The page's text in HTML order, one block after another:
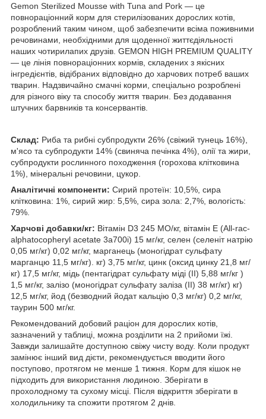
Gemon Sterilized Mousse with Tuna and Pork — це
повнораціонний корм для стерилізованих дорослих котів,
розроблений таким чином, щоб забезпечити всіма поживними
речовинами, необхідними для щоденної життєдіяльності
наших чотирилапих друзів. GEMON HIGH PREMIUM QUALITY
— це лінія повнораціонних кормів, складених з якісних
інгредієнтів, відібраних відповідно до харчових потреб ваших
тварин. Надзвичайно смачні корми, спеціально розроблені
для різного віку та способу життя тварин. Без додавання
штучних барвників та консервантів.
Склад: Риба та рибні субпродукти 26% (свіжий тунець 16%),
м'ясо та субпродукти 14% (свиняча печінка 4%), олії та жири,
субпродукти рослинного походження (горохова клітковина
1%), мінеральні речовини, цукор.
Аналітичні компоненти: Сирий протеїн: 10,5%, сира
клітковина: 1%, сирий жир: 5,5%, сира зола: 2,7%, вологість:
79%.
Харчові добавки/кг: Вітамін D3 245 МО/кг, вітамін Е (All-rac-
alphatocopheryl acetate 3a700i) 15 мг/кг, селен (селеніт натрію
0,05 мг/кг) 0,02 мг/кг, марганець (моногідрат сульфату
марганцю 11,5 мг/кг). кг) 3,75 мг/кг, цинк (оксид цинку 21,8 мг/
кг) 17,5 мг/кг, мідь (пентагідрат сульфату міді (II) 5,88 мг/кг )
1,5 мг/кг, залізо (моногідрат сульфату заліза (II) 38 мг/кг) кг)
12,5 мг/кг, йод (безводний йодат кальцію 0,3 мг/кг) 0,2 мг/кг,
таурин 500 мг/кг.
Рекомендований добовий раціон для дорослих котів,
зазначений у таблиці, можна розділити на 2 прийоми їжі.
Завжди залишайте доступною свіжу чисту воду. Коли продукт
замінює інший вид дієти, рекомендується вводити його
поступово, протягом не менше 1 тижня. Корм для кішок не
підходить для використання людиною. Зберігати в
прохолодному та сухому місці. Після відкриття зберігати в
холодильнику та спожити протягом 2 днів.